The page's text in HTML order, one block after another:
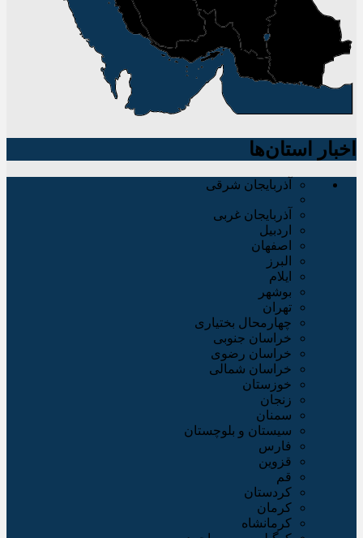
اخبار استان‌ها
آذربایجان شرقی
آذربایجان غربی
اردبیل
اصفهان
البرز
ایلام
بوشهر
تهران
چهارمحال بختیاری
خراسان جنوبی
خراسان رضوی
خراسان شمالی
خوزستان
زنجان
سمنان
سیستان و بلوچستان
فارس
قزوین
قم
کردستان
کرمان
کرمانشاه